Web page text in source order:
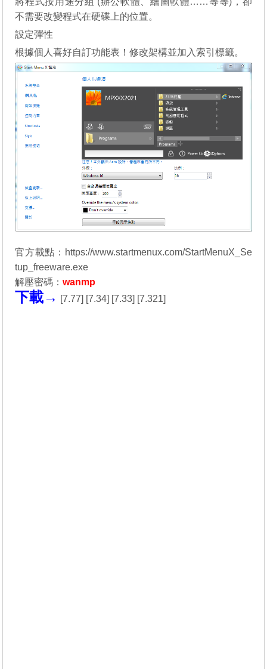
不需要改變程式在硬碟上的位置。
設定彈性
根據個人喜好自訂功能表！修改架構並加入索引標籤。
官方載點：https://www.startmenux.com/StartMenuX_Se
tup_freeware.exe
解壓密碼：wanmp
下載→ [7.77] [7.34] [7.33] [7.321]